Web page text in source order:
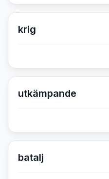
krig
utkämpande
batalj